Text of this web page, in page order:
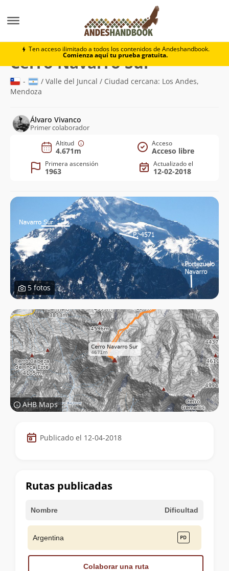
Ten acceso ilimitado a todos los contenidos de Andeshandbook.
Comienza aquí tu prueba gratuita.
Cerro Navarro Sur
Cerro Navarro Sur(4.671m)
-
/ Valle del Juncal / Ciudad cercana: Los Andes,
Mendoza
Álvaro Vivanco
Primer colaborador
Altitud
4.671m
Acceso
Acceso libre
Primera ascensión
1963
Actualizado el
12-02-2018
5 fotos
AHB Maps
Datos
de
cumbre
Publicado el 12-04-2018
Rutas publicadas
Nombre Dificultad
Argentina
Colaborar una ruta